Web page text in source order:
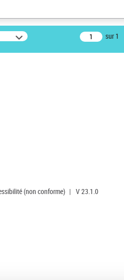
sur 1
(non conforme) | V 23.1.0